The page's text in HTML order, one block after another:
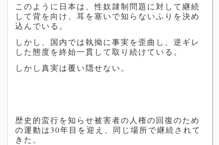
このように日本は、性奴隷制問題に対して継続
して背を向け、耳を塞いで知らないふりを決め
込んでいる。
しかし、国内では執拗に事実を歪曲し、逆ギレ
した態度を終始一貫して取り続けている。
しかし真実は覆い隠せない。
歴史的蛮行を知らせ被害者の人権の回復のため
の運動は30年目を迎え、同じ場所で継続されて
きた。